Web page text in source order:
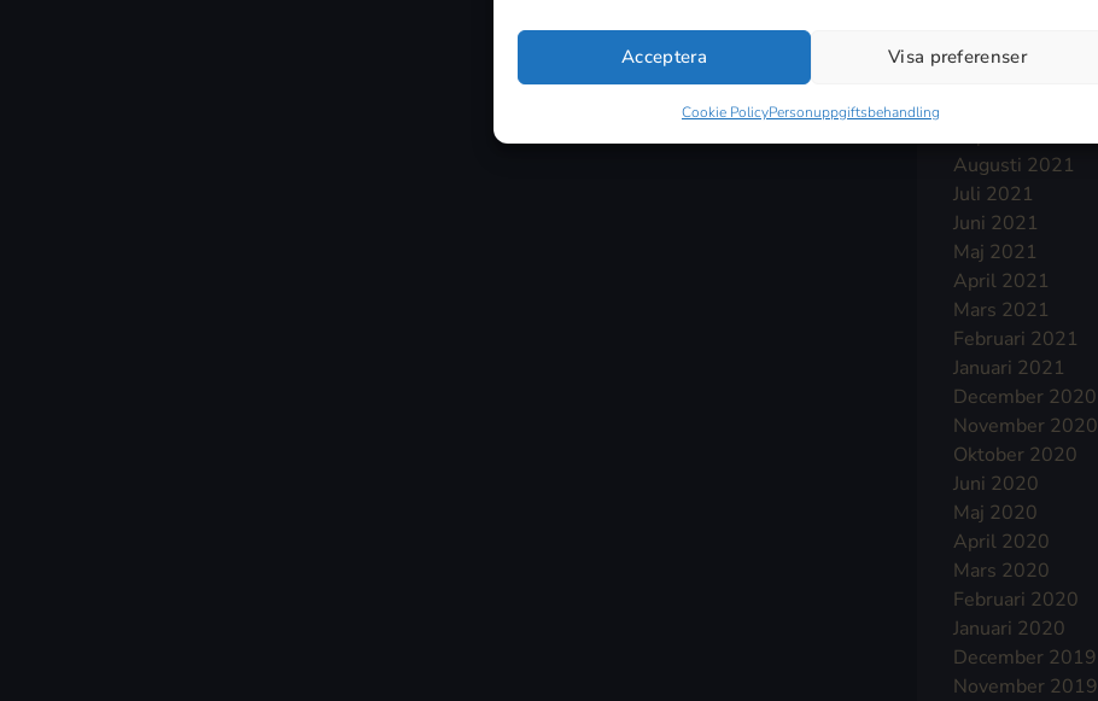
Acceptera Visa preferenser
Cookie PolicyPersonuppgiftsbehandling
December 2021
Augusti 2021
Juli 2021
Juni 2021
Maj 2021
April 2021
Mars 2021
Februari 2021
Januari 2021
December 2020
November 2020
Oktober 2020
Juni 2020
Maj 2020
April 2020
Mars 2020
Februari 2020
Januari 2020
December 2019
November 2019